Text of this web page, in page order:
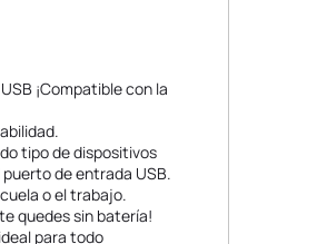
¡Compatible con la
tipo de dispositivos
de entrada USB.
o el trabajo.
quedes sin batería!
para todo